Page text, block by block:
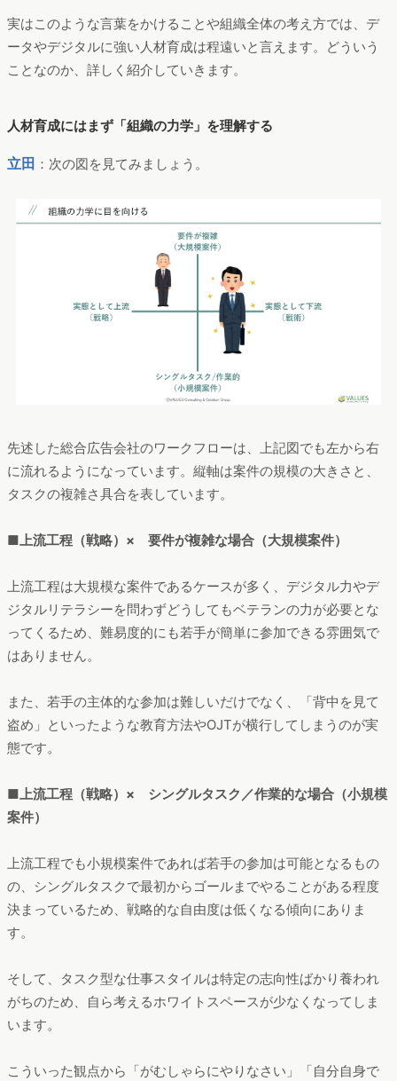
実はこのような言葉をかけることや組織全体の考え方では、デ
ータやデジタルに強い人材育成は程遠いと言えます。どういう
ことなのか、詳しく紹介していきます。
人材育成にはまず「組織の力学」を理解する
立田 ：次の図を見てみましょう。
先述した総合広告会社のワークフローは、上記図でも左から右
に流れるようになっています。縦軸は案件の規模の大きさと、
タスクの複雑さ具合を表しています。
■上流工程（戦略）× 要件が複雑な場合（大規模案件）
上流工程は大規模な案件であるケースが多く、デジタル力やデ
ジタルリテラシーを問わずどうしてもベテランの力が必要とな
ってくるため、難易度的にも若手が簡単に参加できる雰囲気で
はありません。
また、若手の主体的な参加は難しいだけでなく、「背中を見て
盗め」といったような教育方法やOJTが横行してしまうのが実
態です。
■上流工程（戦略）× シングルタスク／作業的な場合（小規模
案件）
上流工程でも小規模案件であれば若手の参加は可能となるもの
の、シングルタスクで最初からゴールまでやることがある程度
決まっているため、戦略的な自由度は低くなる傾向にありま
す。
そして、タスク型な仕事スタイルは特定の志向性ばかり養われ
がちのため、自ら考えるホワイトスペースが少なくなってしま
います。
こういった観点から「がむしゃらにやりなさい」「自分自身で